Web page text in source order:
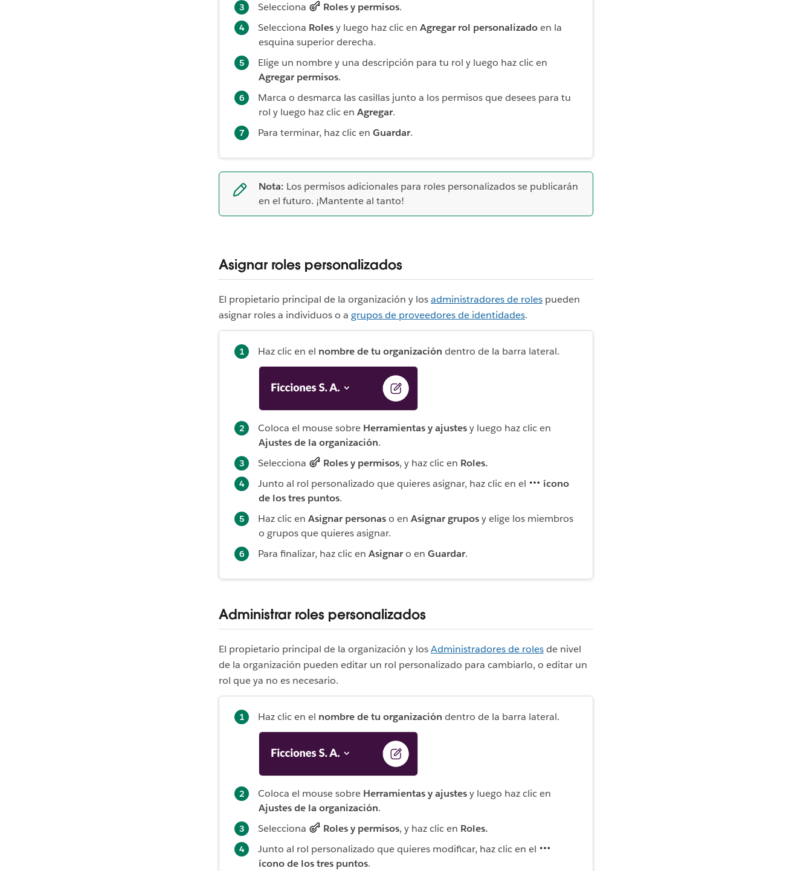
Selecciona
Roles y permisos.
Selecciona Rolesy luego haz clic en Agregar rol personalizadoen la
esquina superior derecha.
Elige un nombre y una descripción para tu rol y luego haz clic en
Agregar permisos.
Marca o desmarca las casillas junto a los permisos que desees para tu
rol y luego haz clic en Agregar.
Para terminar, haz clic en Guardar.
Nota: Los permisos adicionales para roles personalizados se publicarán
en el futuro. ¡Mantente al tanto!
Asignar roles personalizados
El propietario principal de la organización y losadministradores de roles pueden
asignar roles a individuos o a grupos de proveedores de identidades.
Haz clic en el nombre de tu organización dentro de la barra lateral.
Coloca el mouse sobre Herramientas y ajustesy luego haz clic en
Ajustes de la organización.
Selecciona
Roles y permisos, y haz clic en Roles.
Junto al rol personalizado que quieres asignar, haz clic en el
ícono
de los tres puntos.
Haz clic en Asignar personaso en Asignar gruposy elige los miembros
o grupos que quieres asignar.
Para finalizar, haz clic en Asignaro en Guardar.
Administrar roles personalizados
El propietario principal de la organización y losAdministradores de rolesde nivel
de la organización pueden editar un rol personalizado para cambiarlo, o editar un
rol que ya no es necesario.
Haz clic en el nombre de tu organización dentro de la barra lateral.
Coloca el mouse sobre Herramientas y ajustesy luego haz clic en
Ajustes de la organización.
Selecciona
Roles y permisos, y haz clic en Roles.
Junto al rol personalizado que quieres modificar, haz clic en el
ícono de los tres puntos.